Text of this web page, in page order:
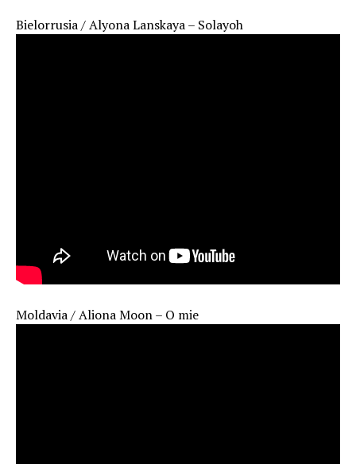
Bielorrusia / Alyona Lanskaya – Solayoh
Moldavia / Aliona Moon – O mie